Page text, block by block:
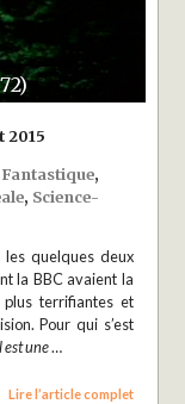
2015
Fantastique,
, Science-
quelques deux
la BBC avaient la
plus terrifiantes et
Pour qui s’est
est une…
Lire l’article complet